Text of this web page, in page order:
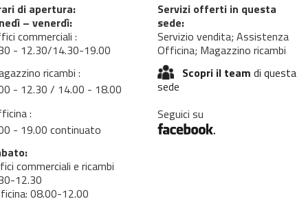
di apertura:
– venerdì:
commerciali :
- 12.30/14.30-19.00
ricambi :
- 12.30 / 14.00 - 18.00
:
- 19.00 continuato
commerciali e ricambi
12.30
08.00-12.00
Servizi offerti in questa
sede:
Servizio vendita; Assistenza
Officina; Magazzino ricambi
Scopri il team di questa
sede
Seguici su